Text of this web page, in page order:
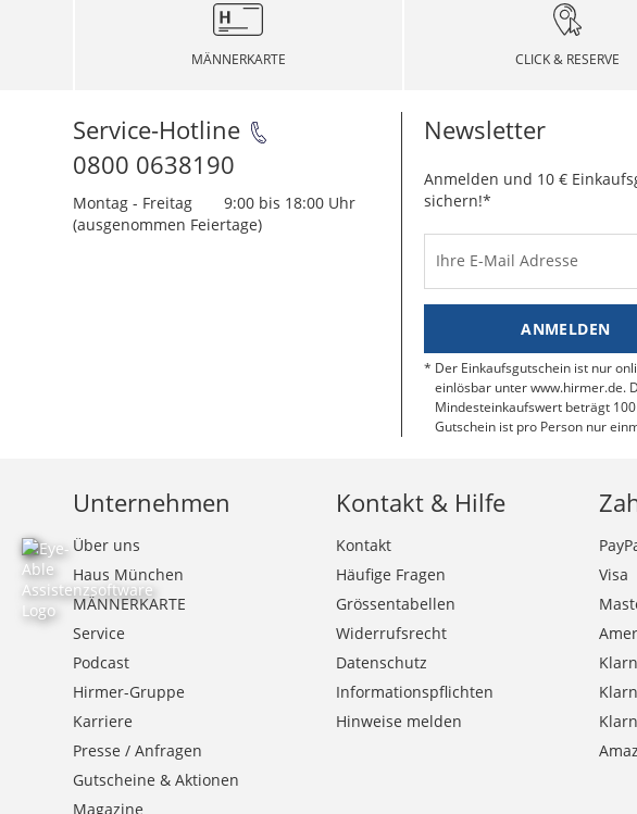
MÄNNERKARTE CLICK & RESERVE
Service-Hotline
0800 0638190
Montag - Freitag
9:00 bis 18:00 Uhr
(ausgenommen Feiertage)
Newsletter
Anmelden und 10 €
sichern!*
Ihre E-Mail Adresse
ANMELDEN
Der Einkaufsgutschein ist nur
einlösbar unter www.hirmer.de.
Mindesteinkaufswert beträgt
Gutschein ist pro Person nur
Unternehmen
Über uns
Haus München
MÄNNERKARTE
Service
Podcast
Hirmer-Gruppe
Karriere
Presse / Anfragen
Gutscheine & Aktionen
Magazine
Kontakt & Hilfe
Kontakt
Häufige Fragen
Grössentabellen
Widerrufsrecht
Datenschutz
Informationspflichten
Hinweise melden
Visa